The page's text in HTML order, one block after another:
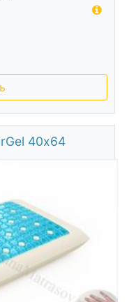
40х64